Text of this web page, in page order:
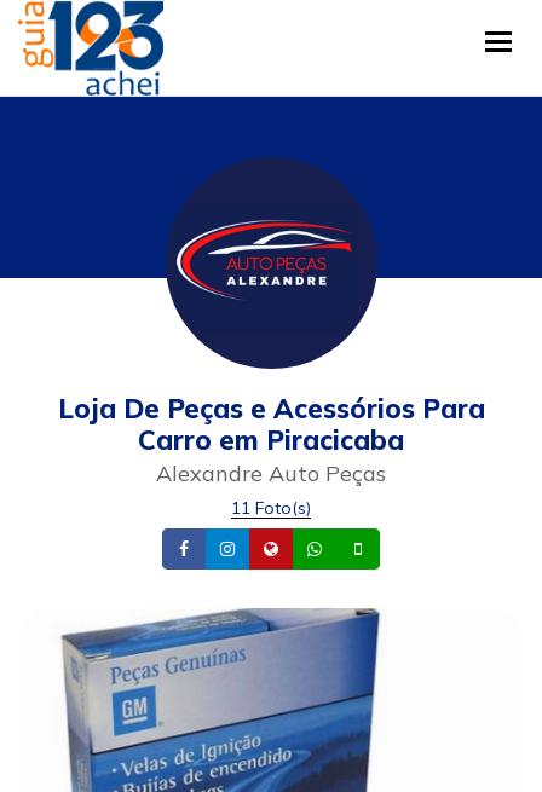
Loja De Peças e Acessórios Para
Carro em Piracicaba
Alexandre Auto Peças
11 Foto(s)
FacebookInstagram
Site Whatsapp